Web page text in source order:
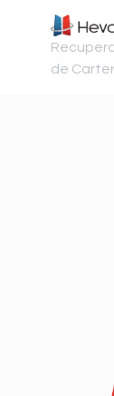
de